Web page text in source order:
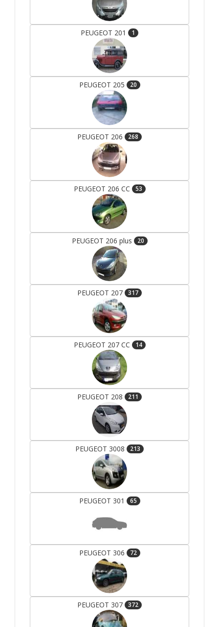
PEUGEOT 201 1
PEUGEOT 205 20
PEUGEOT 206 268
PEUGEOT 206 CC 53
PEUGEOT 206 plus 20
PEUGEOT 207 317
PEUGEOT 207 CC 14
PEUGEOT 208 211
PEUGEOT 3008 213
PEUGEOT 301 65
PEUGEOT 306 72
PEUGEOT 307 372